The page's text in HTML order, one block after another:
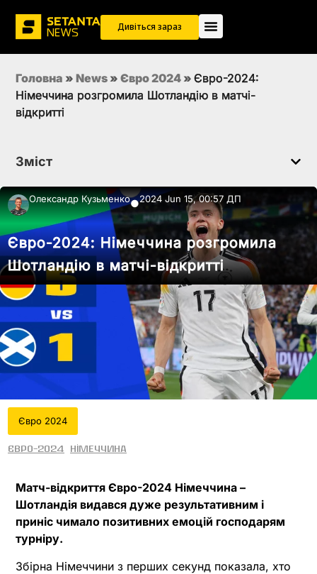
Дивіться зараз
Головна » News » Євро 2024 » Євро-2024:
Німеччина розгромила Шотландію в матчі-
відкритті
Зміст
Олександр Кузьменко●2024 Jun 15, 00:57 ДП
Євро-2024: Німеччина розгромила
Шотландію в матчі-відкритті
Євро 2024
Євро-2024 Німеччина
Матч-відкриття Євро-2024 Німеччина –
Шотландія видався дуже результативним і
приніс чимало позитивних емоцій господарям
турніру.
Збірна Німеччини з перших секунд показала, хто